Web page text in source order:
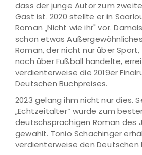
dass der junge Autor zum
Gast ist. 2020 stellte er in
Roman „Nicht wie ihr" vor.
schon etwas
Roman, der nicht nur über
noch über Fußball handelte,
verdienterweise die 2019er
Deutschen Buchpreises.
2023 gelang ihm nicht nur dies.
„Echtzeitalter“ wurde zum
deutschsprachigen Roman des
gewählt. Tonio Schachinger
verdienterweise den Deutschen